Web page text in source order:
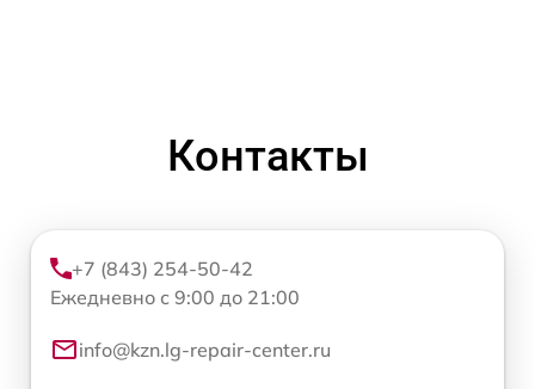
Контакты
+7 (843) 254-50-42
Ежедневно с 9:00 до 21:00
info@kzn.lg-repair-center.ru